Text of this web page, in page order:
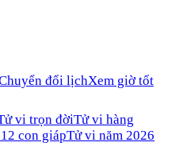
đổi lịchXem giờ tốt
vi trọn đờiTử vi hàng
con giápTử vi năm 2026